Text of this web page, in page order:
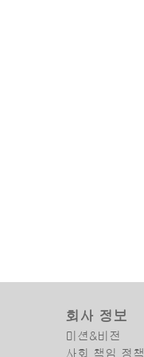
회사 정보
미션&비전
사회 책임 정책